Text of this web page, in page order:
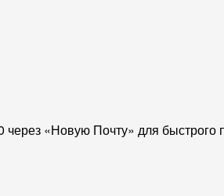
«Новую Почту» для быстрого